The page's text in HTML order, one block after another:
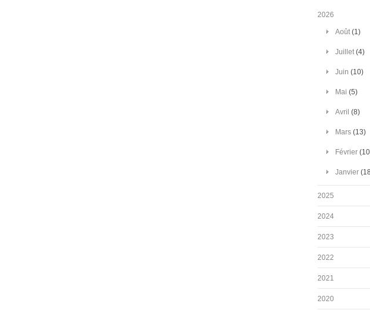
2026
Août(1)
Juillet(4)
Juin (10)
Mai (5)
Avril (8)
Mars (13)
Février
Janvier
2025
2024
2023
2022
2021
2020